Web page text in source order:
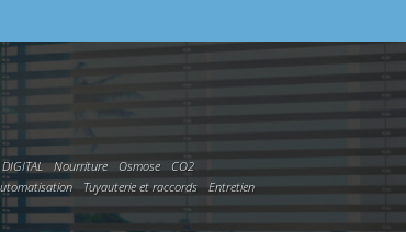
Nourriture Osmose
CO2
Tuyauterie et raccords
Entretien